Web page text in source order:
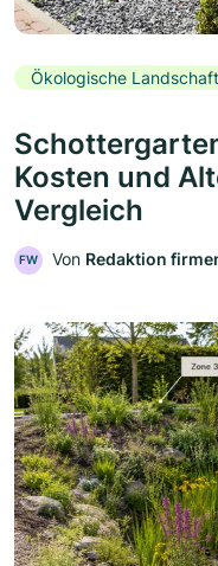
Ökologische
Kosten und
Vergleich
FW Von Redaktion